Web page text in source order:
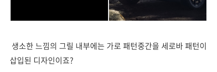
생소한 느낌의 그릴 내부에는 가로 패턴중간을 세로바 패턴이
삽입된 디자인이죠?